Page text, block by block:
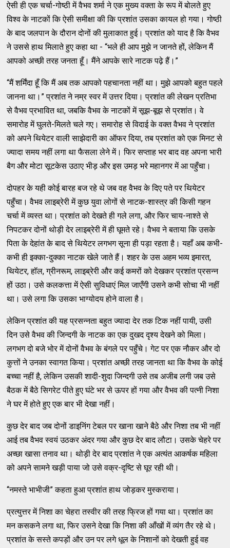
ऐसी ही एक चर्चा-गोष्ठी में वैभव शर्मा ने एक मुख्य वक्ता के रूप में बोलते हुए
विश्व के नाटकों कि ऐसी समीक्षा की कि प्रशांत उसका कायल हो गया। गोष्ठी
के बाद जलपान के दौरान दोनों की मुलाकात हुई। प्रशांत को याद है कि वैभव
ने उससे हाथ मिलाते हुए कहा था - “भले ही आप मुझे न जानते हों, लेकिन मैं
आपको अच्छी तरह जनता हूँ। मैंने आपके सारे नाटक पढ़े हैं।”
“मैं शर्मिंदा हूँ कि मैं अब तक आपको पहचानता नहीं था। मुझे आपको बहुत पहले
जानना था।” प्रशांत ने नम्र स्वर में उत्तर दिया। प्रशांत की लेखन प्रतिभा
से वैभव प्रभावित था, जबकि वैभव के नाटकों में सूझ-बूझ से प्रशांत। वे
समारोह में घुलते-मिलते चले गए। समारोह से विदाई के वक्त वैभव ने प्रशांत
को अपने थियेटर वाली साझेदारी का ऑफर दिया, तब प्रशांत को एक मिनट से
ज्यादा समय नहीं लगा था फैसला लेने में। फिर सप्ताह भर बाद वह अपना भारी
बैग और मोटा सूटकेस उठाए भीड़ और इस उमड़ भरे महानगर में आ पहुँचा।
दोपहर के यही कोई बारह बज रहे थे जब वह वैभव के दिए पते पर थियेटर
पहुँचा। वैभव लाइब्रेरी में कुछ युवा लोगों से नाटक-शास्त्र की किसी गहन
चर्चा में व्यस्त था। प्रशांत को देखते ही गले लगा, और फिर चाय-नाश्ते से
निपटकर दोनों थोड़ी देर लाइब्रेरी में ही घूमते रहे। वैभव ने बताया कि उसके
पिता के देहांत के बाद से थियेटर लगभग सूना ही पड़ा रहता है। यहाँ अब कभी-
कभी ही इक्का-दुक्का नाटक खेले जाते हैं। शहर के उस अहम भव्य इमारत,
थियेटर, हॉल, ग्रीनरूम, लाइब्रेरी और कई कमरों को देखकर प्रशांत प्रसन्न
हों उठा। उसे कलकत्ता में ऐसी सुविधाएं मिल जाएँगी उसने कभी सोचा भी नहीं
था। उसे लगा कि उसका भाग्योदय होने वाला है।
लेकिन प्रशांत की यह प्रसन्नता बहुत ज्यादा देर तक टिक नहीं पायी, उसी
दिन उसे वैभव की जिन्दगी के नाटक का एक दुखद दृश्य देखने को मिला।
लगभग दो बजे भोर में दोनों वैभव के बंगले पर पहुँचे। गेट पर एक नौकर और दो
कुत्तों ने उनका स्वागत किया। प्रशांत अच्छी तरह जानता था कि वैभव के कोई
बच्चा नहीं है, लेकिन उसकी शादी-शुदा जिन्दगी उसे तब अजीब लगी जब उसे
बैठक में बैठे सिगरेट पीते हुए घंटे भर से ऊपर हों गया और वैभव की पत्नी निशा
ने घर में होते हुए एक बार भी देखा नहीं।
कुछ देर बाद जब दोनों डाइनिंग टेबल पर खाना खाने बैठे और निशा तब भी नहीं
आई तब वैभव स्वयं उठकर अंदर गया और कुछ देर बाद लौटा। उसके चेहरे पर
अच्छा खासा तनाव था। थोड़ी देर बाद प्रशांत ने एक अत्यंत आकर्षक महिला
को अपने सामने खड़ी पाया जो उसे वक्र-दृष्टि से घूर रही थी।
“नमस्ते भाभीजी” कहता हुआ प्रशांत हाथ जोड़कर मुस्कराया।
प्रत्युत्तर में निशा का चेहरा तस्वीर की तरह फ्रिज हों गया था। प्रशांत का
मन कसकने लगा था, फिर उसने देखा कि निशा की आँखों में व्यंग तैर रहे थे।
प्रशांत के सस्ते कपड़ों और उन पर लगे धूल के निशानों को देखती हुई वह